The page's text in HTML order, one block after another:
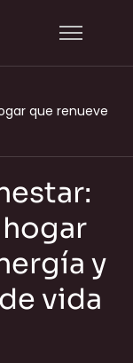
que renueve
y
vida